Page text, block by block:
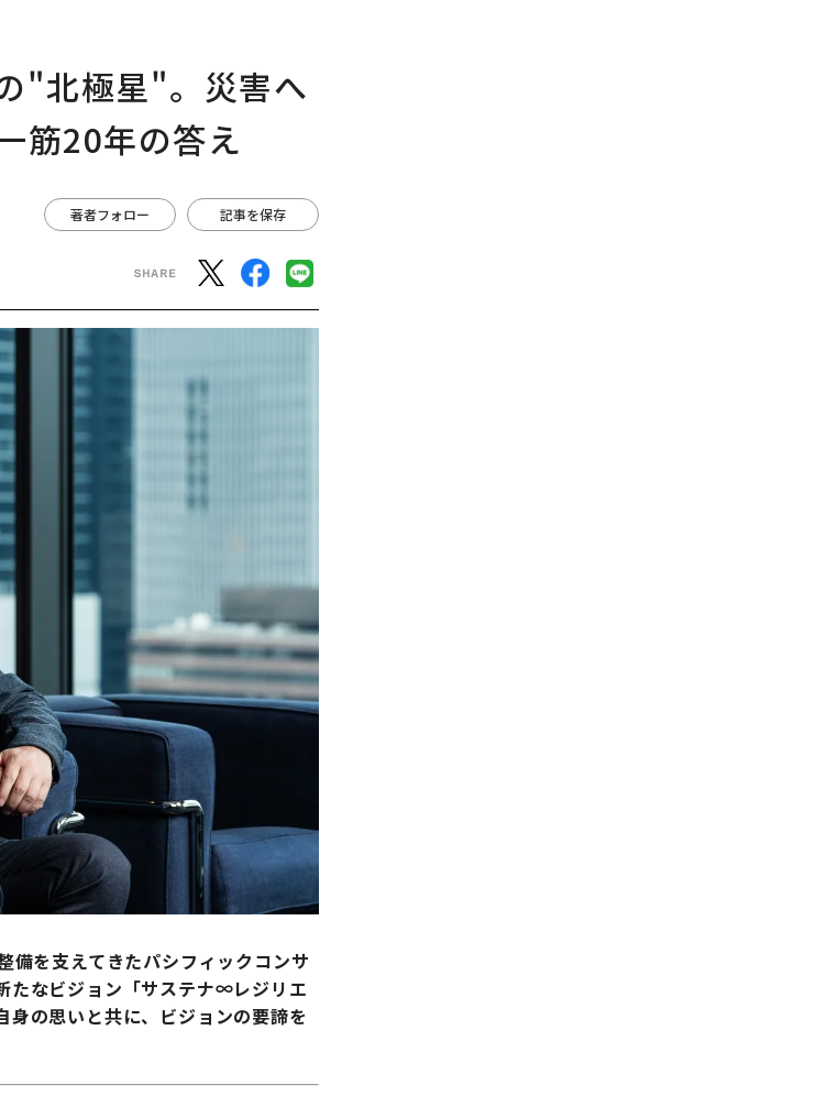
"北極星"。災害へ
筋20年の答え
著者フォロー 記事を保存
備を支えてきたパシフィックコンサ
たなビジョン「サステナ∞レジリエ
の思いと共に、ビジョンの要諦を